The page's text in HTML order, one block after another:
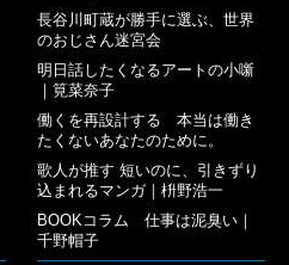
長谷川町蔵が勝手に選ぶ、世界
のおじさん迷宮会
明日話したくなるアートの小噺
｜筧菜奈子
働くを再設計する 本当は働き
たくないあなたのために。
歌人が推す 短いのに、引きずり
込まれるマンガ｜枡野浩一
BOOKコラム 仕事は泥臭い｜
千野帽子